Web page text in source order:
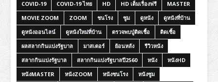
COVID-19 COVID-19 ไทย HD HD เต็มเรื่องฟรี
MASTER
MOVIE ZOOM
ZOOM ชนโรง ซูม ดูหนัง
ดูหนังที่บ้าน
ดูหนังออนไลน์
ดูหนังใหม่ที่บ้าน ตรวจพบปู่ติดเชื้อ
ติดเชื้อ
ผลสลากกินแบ่งรัฐบาล
มาสเตอร์ ย้อนหลัง
รีวิวหนัง
สลากกินแบ่งรัฐบาล
สลากกินแบ่งรัฐบาลปี2560 หนัง
หนังHD
หนังMASTER
หนังZOOM หนังชนโรง
หนังซูม